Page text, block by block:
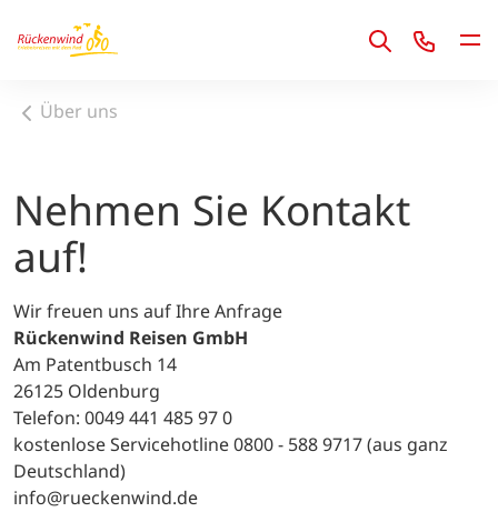
1
Über uns
Nehmen Sie Kontakt
auf!
Wir freuen uns auf Ihre Anfrage
Rückenwind Reisen GmbH
Am Patentbusch 14
26125 Oldenburg
Telefon: 0049 441 485 97 0
kostenlose Servicehotline 0800 - 588 9717 (aus ganz
Deutschland)
info@rueckenwind.de